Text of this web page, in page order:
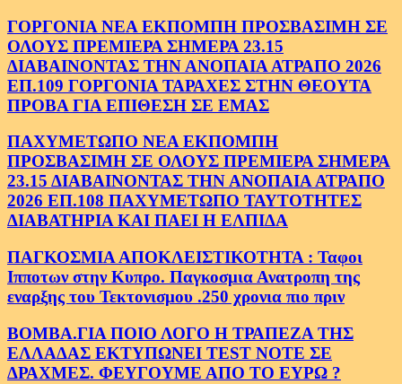
ΓΟΡΓΟΝΙΑ ΝΕΑ ΕΚΠΟΜΠΗ ΠΡΟΣΒΑΣΙΜΗ ΣΕ
ΟΛΟΥΣ ΠΡΕΜΙΕΡΑ ΣΗΜΕΡΑ 23.15
ΔΙΑΒΑΙΝΟΝΤΑΣ ΤΗΝ ΑΝΟΠΑΙΑ ΑΤΡΑΠΟ 2026
ΕΠ.109 ΓΟΡΓΟΝΙΑ ΤΑΡΑΧΕΣ ΣΤΗΝ ΘΕΟΥΤΑ
ΠΡΟΒΑ ΓΙΑ ΕΠΙΘΕΣΗ ΣΕ ΕΜΑΣ
ΠΑΧΥΜΕΤΩΠΟ ΝΕΑ ΕΚΠΟΜΠΗ
ΠΡΟΣΒΑΣΙΜΗ ΣΕ ΟΛΟΥΣ ΠΡΕΜΙΕΡΑ ΣΗΜΕΡΑ
23.15 ΔΙΑΒΑΙΝΟΝΤΑΣ ΤΗΝ ΑΝΟΠΑΙΑ ΑΤΡΑΠΟ
2026 ΕΠ.108 ΠΑΧΥΜΕΤΩΠΟ ΤΑΥΤΟΤΗΤΕΣ
ΔΙΑΒΑΤΗΡΙΑ ΚΑΙ ΠΑΕΙ Η ΕΛΠΙΔΑ
ΠΑΓΚΟΣΜΙΑ ΑΠΟΚΛΕΙΣΤΙΚΟΤΗΤΑ : Ταφοι
Ιπποτων στην Κυπρο. Παγκοσμια Ανατροπη της
εναρξης του Τεκτονισμου .250 χρονια πιο πριν
ΒΟΜΒΑ.ΓΙΑ ΠΟΙΟ ΛΟΓΟ Η ΤΡΑΠΕΖΑ ΤΗΣ
ΕΛΛΑΔΑΣ ΕΚΤΥΠΩΝΕΙ TEST NOTE ΣΕ
ΔΡΑΧΜΕΣ. ΦΕΥΓΟΥΜΕ ΑΠΟ ΤΟ ΕΥΡΩ ?